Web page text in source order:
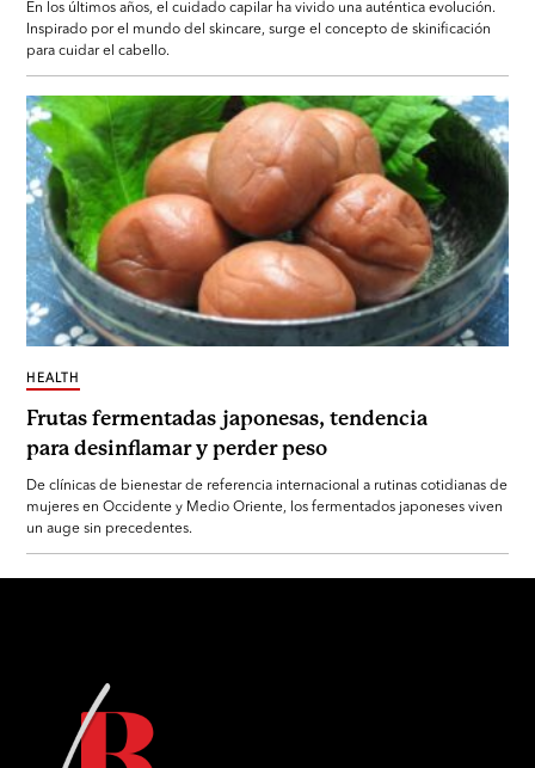
En los últimos años, el cuidado capilar ha vivido una auténtica evolución.
Inspirado por el mundo del skincare, surge el concepto de skinificación
para cuidar el cabello.
Frutas fermentadas japonesas, tendencia
para desinflamar y perder peso
HEALTH
De clínicas de bienestar de referencia internacional a rutinas cotidianas de
mujeres en Occidente y Medio Oriente, los fermentados japoneses viven
un auge sin precedentes.